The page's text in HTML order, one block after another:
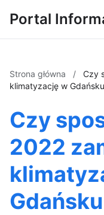
Portal
Strona główna /
Czy
klimatyzację w
Czy
2022